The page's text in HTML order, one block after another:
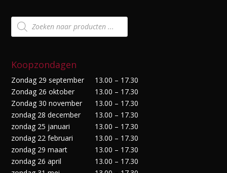
Producten
zoeken
Koopzondagen
Zondag 29 september
13.00 – 17.30
Zondag 26 oktober
13.00 – 17.30
Zondag 30 november
13.00 – 17.30
zondag 28 december
13.00 – 17.30
zondag 25 januari
13.00 – 17.30
zondag 22 februari
13.00 – 17.30
zondag 29 maart
13.00 – 17.30
zondag 26 april
13.00 – 17.30